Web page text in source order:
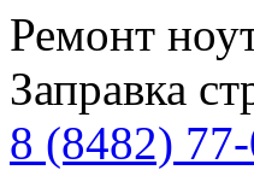
Ремонт
Заправка
8 (8482)